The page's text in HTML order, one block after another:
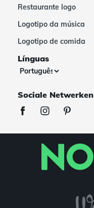
Restaurante logo
Logotipo da música
Logotipo de comida
Línguas
Sociale Netwerken